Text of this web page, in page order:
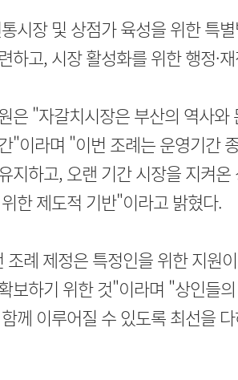
시장 및 상점가 육성을 위한 특
하고, 시장 활성화를 위한 행정·
은 "자갈치시장은 부산의 역사
"이라며 "이번 조례는 운영기간
지하고, 오랜 기간 시장을 지켜
한 제도적 기반"이라고 밝혔다.
조례 제정은 특정인을 위한 지원
보하기 위한 것"이라며 "상인들
께 이루어질 수 있도록 최선을